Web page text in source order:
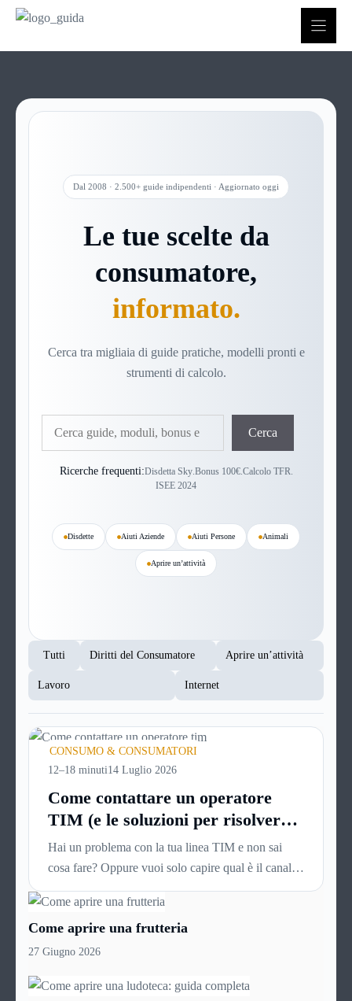
contenuto
Dal 2008 · 2.500+ guide indipendenti · Aggiornato oggi
Le tue scelte da
consumatore,
informato.
Cerca tra migliaia di guide pratiche, modelli pronti e
strumenti di calcolo.
Cerca
Ricerche frequenti:Disdetta Sky.Bonus 100€.Calcolo TFR.
ISEE 2024
Disdette Aiuti Aziende Aiuti Persone Animali
Aprire un’attività
Tutti Diritti del Consumatore Aprire un’attività
Lavoro Internet
CONSUMO & CONSUMATORI
12–18 minuti14 Luglio 2026
Come contattare un operatore
TIM (e le soluzioni per risolvere i
problemi più velocemente)
Hai un problema con la tua linea TIM e non sai
cosa fare? Oppure vuoi solo capire qual è il canale
più veloce per parlare con una persona reale, senza
passare mezz’ora ad ascoltare voci automatiche?
Questa guida è esattamente quello che ti serve per
contattare un operatore TIM e risolvere la
Come aprire una frutteria
27 Giugno 2026